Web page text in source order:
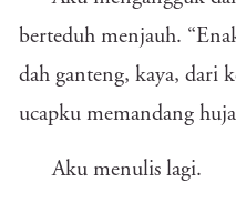
berteduh menjauh.
dah ganteng, kaya, dari
ucapku memandang
Aku menulis lagi.